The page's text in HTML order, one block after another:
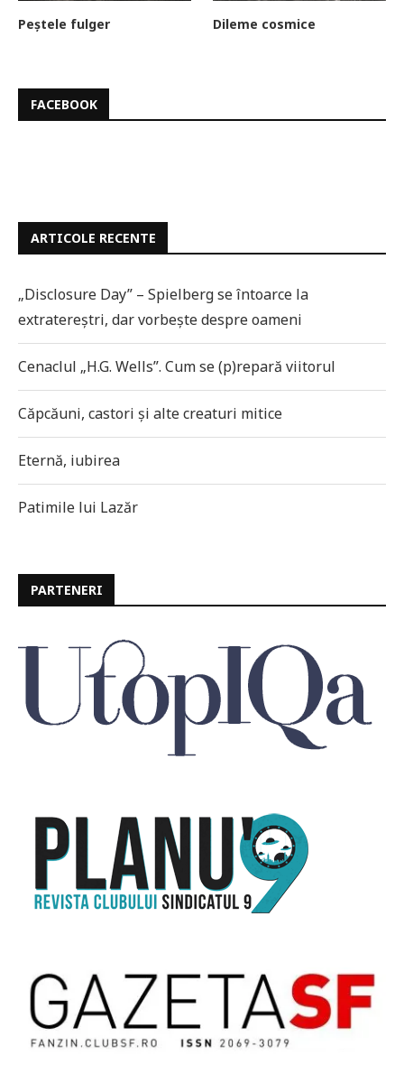
Peștele fulger Dileme cosmice
FACEBOOK
ARTICOLE RECENTE
„Disclosure Day” – Spielberg se întoarce la
extratereștri, dar vorbește despre oameni
Cenaclul „H.G. Wells”. Cum se (p)repară viitorul
Căpcăuni, castori și alte creaturi mitice
Eternă, iubirea
Patimile lui Lazăr
PARTENERI